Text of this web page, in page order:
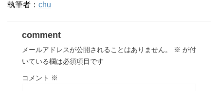
執筆者： chu
comment
メールアドレスが公開されることはありません。 ※ が付
いている欄は必須項目です
コメント ※